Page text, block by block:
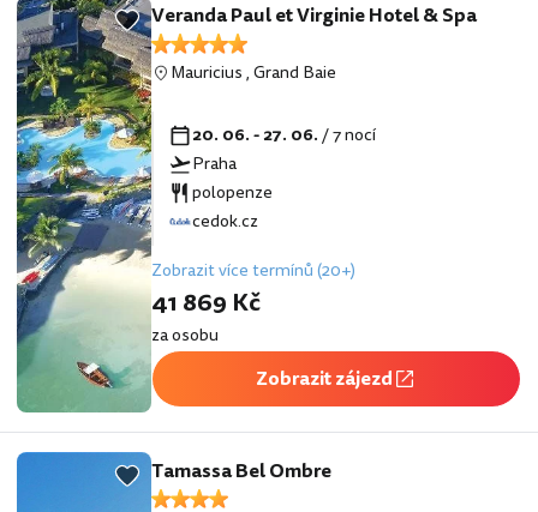
Veranda Paul et Virginie Hotel & Spa
Mauricius,Grand Baie
20. 06. - 27. 06./ 7 nocí
Praha
polopenze
cedok.cz
Zobrazit více termínů (20+)
41 869 Kč
za osobu
Zobrazit zájezd
Tamassa Bel Ombre